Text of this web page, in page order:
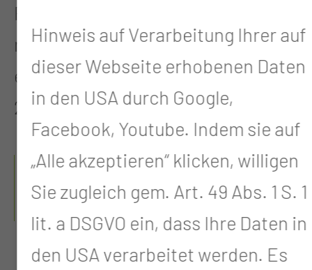
Praxen kann die Übernahme der
medizinphysikalischen Betreuung
entsprechend § 14 Absatz (1) Satz
2a StrSchG angeboten werden.
DIE AUFGABEN DER
MEDIZINPHYSIKER UMFASSEN
UNTER ANDEREM:
Verantwortliche Mitwirkung bei
Hinweis auf Verarbeitung Ihrer auf
dieser Webseite erhobenen Daten
in den USA durch Google,
Facebook, Youtube. Indem sie auf
„Alle akzeptieren“ klicken, willigen
Sie zugleich gem. Art. 49 Abs. 1 S. 1
lit. a DSGVO ein, dass Ihre Daten in
den USA verarbeitet werden. Es